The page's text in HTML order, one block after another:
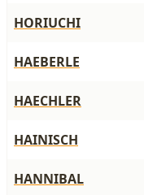
HORIUCHI
HAEBERLE
HAECHLER
HAINISCH
HANNIBAL